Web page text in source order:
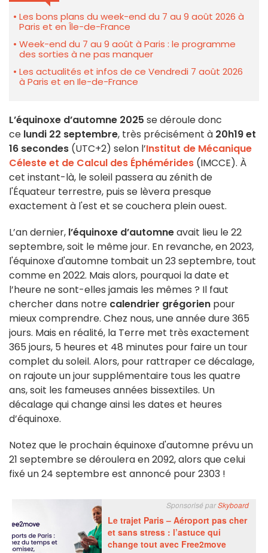
Les bons plans du week-end du 7 au 9 août 2026 à
Paris et en Île-de-France
Week-end du 7 au 9 août à Paris : le programme
des sorties à ne pas manquer
Les actualités et infos de ce Vendredi 7 août 2026
à Paris et en Ile-de-France
L’équinoxe d’automne 2025 se déroule donc
ce lundi 22 septembre, très précisément à 20h19 et
16 secondes (UTC+2) selon l’Institut de Mécanique
Céleste et de Calcul des Éphémérides (IMCCE). À
cet instant-là, le soleil passera au zénith de
l'Équateur terrestre, puis se lèvera presque
exactement à l'est et se couchera plein ouest.
L’an dernier, l’équinoxe d’automneavait lieu le 22
septembre, soit le même jour. En revanche, en 2023,
l'équinoxe d'automne tombait un 23 septembre, tout
comme en 2022. Mais alors, pourquoi la date et
l’heure ne sont-elles jamais les mêmes ? Il faut
chercher dans notre calendrier grégorien pour
mieux comprendre. Chez nous, une année dure 365
jours. Mais en réalité, la Terre met très exactement
365 jours, 5 heures et 48 minutes pour faire un tour
complet du soleil. Alors, pour rattraper ce décalage,
on rajoute un jour supplémentaire tous les quatre
ans, soit les fameuses années bissextiles. Un
décalage qui change ainsi les dates et heures
d’équinoxe.
Notez que le prochain équinoxe d'automne prévu un
21 septembre se déroulera en 2092, alors que celui
fixé un 24 septembre est annoncé pour 2303 !